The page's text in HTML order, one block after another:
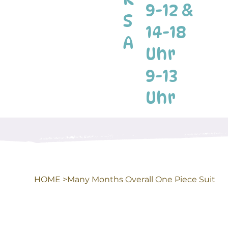
S
A
9-12 &
14-18
Uhr
9-13
Uhr
HOME >Many Months Overall One Piece Suit